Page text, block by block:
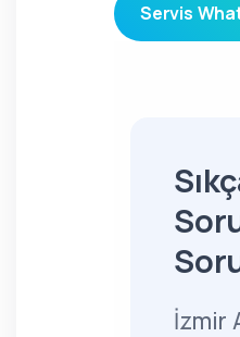
Servis
İzmir